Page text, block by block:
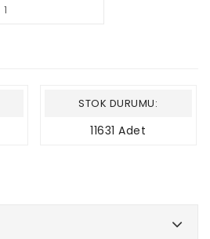
STOK DURUMU:
11631 Adet